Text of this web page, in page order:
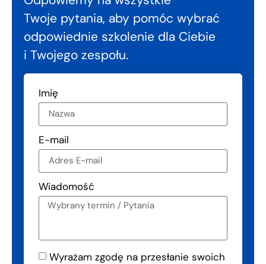
Twoje pytania, aby pomóc wybrać
odpowiednie szkolenie dla Ciebie
i Twojego zespołu.
Imię
E-mail
Wiadomość
Wyrażam zgodę na przesłanie swoich